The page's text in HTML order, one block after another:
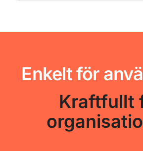
Enkelt för
Kraftfullt